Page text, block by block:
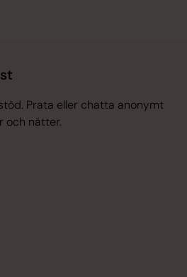
Prata eller chatta anonymt
och nätter.